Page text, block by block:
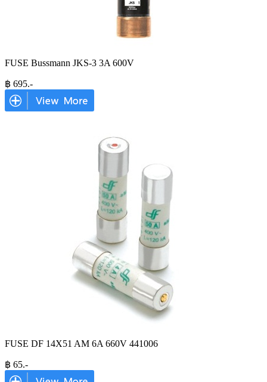
FUSE Bussmann JKS-3 3A 600V
฿ 695.-
FUSE DF 14X51 AM 6A 660V 441006
฿ 65.-